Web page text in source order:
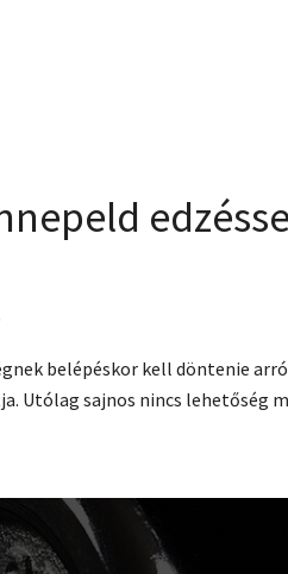
belépéskor kell döntenie
Utólag sajnos nincs lehetőség